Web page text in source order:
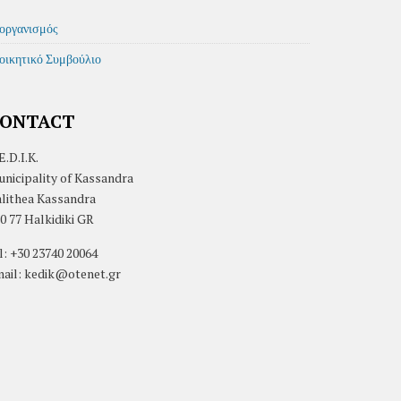
Συμβούλιο
of Kassandra
Kassandra
77 Halkidiki GR
+30 23740 20064
kedik@otenet.gr